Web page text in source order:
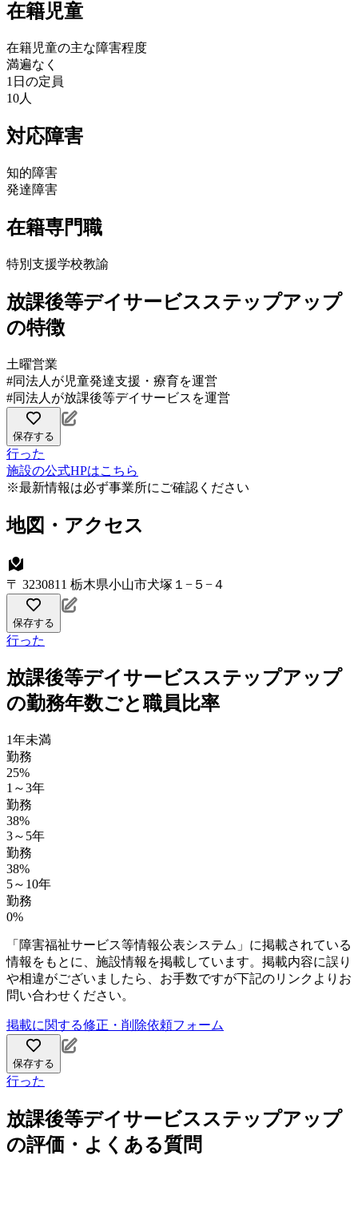
在籍児童
在籍児童の主な障害程度
満遍なく
1日の定員
10人
対応障害
知的障害
発達障害
在籍専門職
特別支援学校教諭
放課後等デイサービスステップアップ
の特徴
土曜営業
#同法人が児童発達支援・療育を運営
#同法人が放課後等デイサービスを運営
保存する
行った
施設の公式HPはこちら
※最新情報は必ず事業所にご確認ください
地図・アクセス
〒 3230811 栃木県小山市犬塚１−５−４
保存する
行った
放課後等デイサービスステップアップ
の勤務年数ごと職員比率
1年未満
勤務
25%
1～3年
勤務
38%
3～5年
勤務
38%
5～10年
勤務
0%
「障害福祉サービス等情報公表システム」に掲載されている
情報をもとに、施設情報を掲載しています。掲載内容に誤り
や相違がございましたら、お手数ですが下記のリンクよりお
問い合わせください。
掲載に関する修正・削除依頼フォーム
保存する
行った
放課後等デイサービスステップアップ
の評価・よくある質問